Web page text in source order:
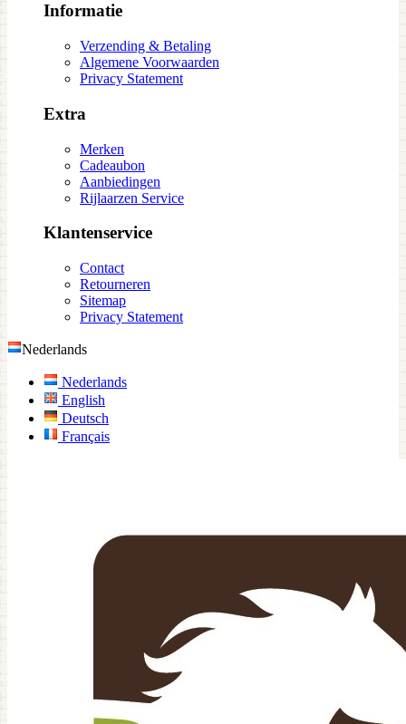
Informatie
Verzending & Betaling
Algemene Voorwaarden
Privacy Statement
Extra
Merken
Cadeaubon
Aanbiedingen
Rijlaarzen Service
Klantenservice
Contact
Retourneren
Sitemap
Privacy Statement
Nederlands
Nederlands
English
Deutsch
Français